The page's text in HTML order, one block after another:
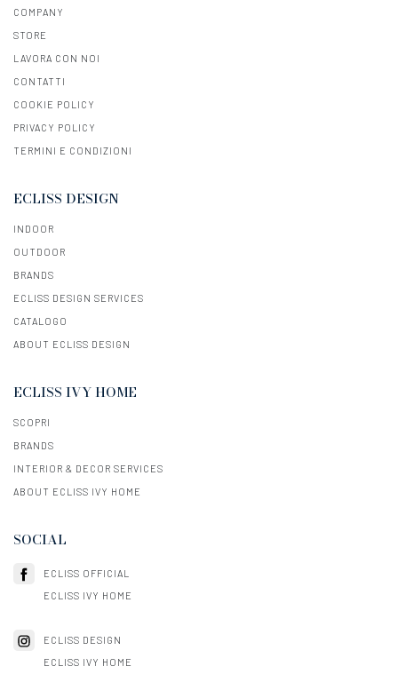
COMPANY
STORE
LAVORA CON NOI
CONTATTI
COOKIE POLICY
PRIVACY POLICY
TERMINI E CONDIZIONI
ECLISS DESIGN
INDOOR
OUTDOOR
BRANDS
ECLISS DESIGN SERVICES
CATALOGO
ABOUT ECLISS DESIGN
ECLISS IVY HOME
SCOPRI
BRANDS
INTERIOR & DECOR SERVICES
ABOUT ECLISS IVY HOME
SOCIAL
ECLISS OFFICIAL
ECLISS IVY HOME
ECLISS DESIGN
ECLISS IVY HOME